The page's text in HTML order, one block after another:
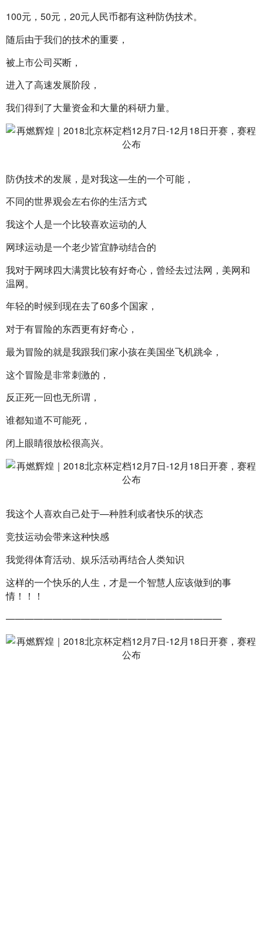
100元，50元，20元人民币都有这种防伪技术。
随后由于我们的技术的重要，
被上市公司买断，
进入了高速发展阶段，
我们得到了大量资金和大量的科研力量。
防伪技术的发展，是对我这—生的一个可能，
不同的世界观会左右你的生活方式
我这个人是一个比较喜欢运动的人
网球运动是一个老少皆宜静动结合的
我对于网球四大满贯比较有好奇心，曾经去过法网，美网和
温网。
年轻的时候到现在去了60多个国家，
对于有冒险的东西更有好奇心，
最为冒险的就是我跟我们家小孩在美国坐飞机跳伞，
这个冒险是非常刺激的，
反正死一回也无所谓，
谁都知道不可能死，
闭上眼睛很放松很高兴。
我这个人喜欢自己处于—种胜利或者快乐的状态
竞技运动会带来这种快感
我觉得体育活动、娱乐活动再结合人类知识
这样的一个快乐的人生，才是一个智慧人应该做到的事
情！！！
———————————————————————